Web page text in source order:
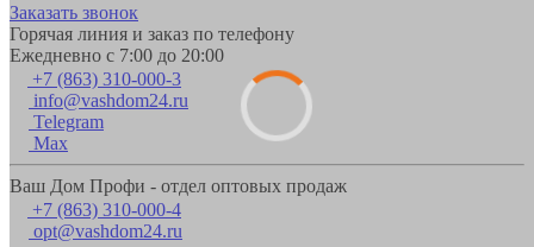
Заказать звонок
Горячая линия и заказ по телефону
Ежедневно с 7:00 до 20:00
+7 (863) 310-000-3
info@vashdom24.ru
Telegram
Max
Ваш Дом Профи - отдел оптовых продаж
+7 (863) 310-000-4
opt@vashdom24.ru